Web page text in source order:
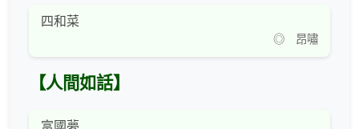
四和菜
◎ 昂嘯
【人間如話】